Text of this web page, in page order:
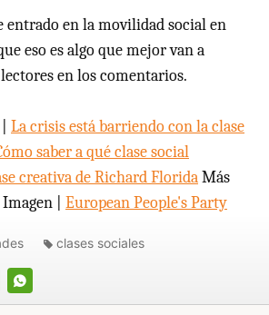
entrado en la movilidad social en
eso es algo que mejor van a
en los comentarios.
La crisis está barriendo con la clase
saber a qué clase social
creativa de Richard FloridaMás
Imagen | European People's Party
WHATSAPP
clases sociales